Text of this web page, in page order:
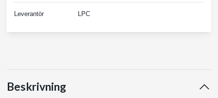
Leverantör LPC
Beskrivning